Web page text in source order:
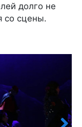
долго не
со сцены.